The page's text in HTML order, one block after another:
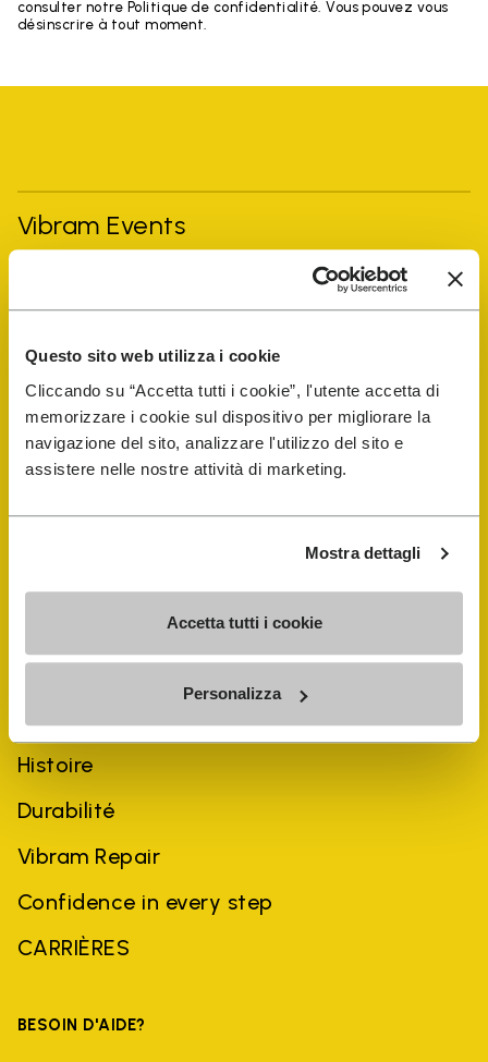
Questo sito web utilizza i cookie
Cliccando su “Accetta tutti i cookie”, l'utente accetta di
memorizzare i cookie sul dispositivo per migliorare la
navigazione del sito, analizzare l'utilizzo del sito e
assistere nelle nostre attività di marketing.
Mostra dettagli
Accetta tutti i cookie
Personalizza
consulter notre Politique de confidentialité. Vous pouvez vous
désinscrire à tout moment.
Vibram Events
E-SHOP
Trouver un cordonnier
Histoire
Durabilité
Vibram Repair
Confidence in every step
CARRIÈRES
BESOIN D'AIDE?